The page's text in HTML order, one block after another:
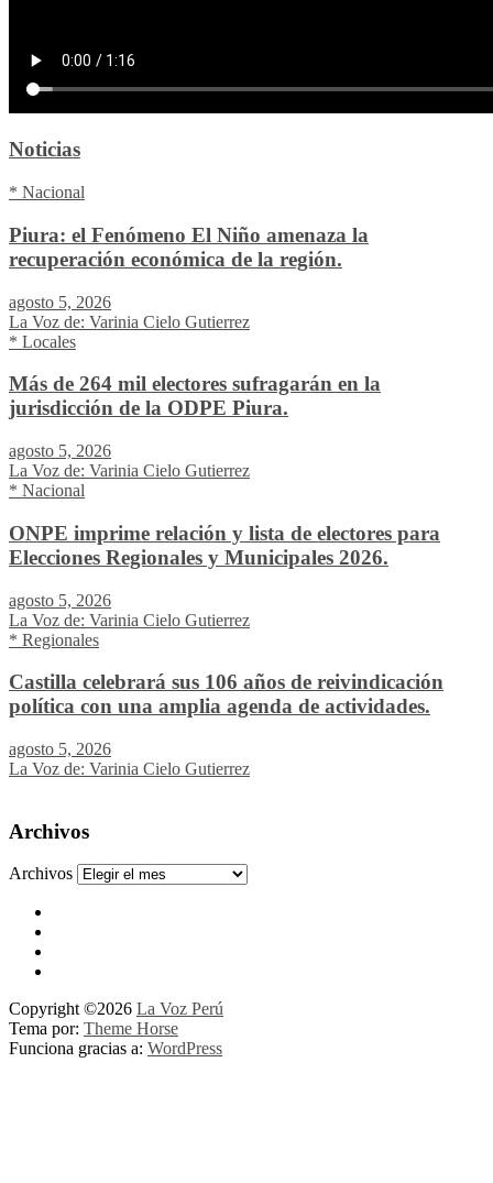
Noticias
* Nacional
Piura: el Fenómeno El Niño amenaza la
recuperación económica de la región.
agosto 5, 2026
La Voz de: Varinia Cielo Gutierrez
* Locales
Más de 264 mil electores sufragarán en la
jurisdicción de la ODPE Piura.
agosto 5, 2026
La Voz de: Varinia Cielo Gutierrez
* Nacional
ONPE imprime relación y lista de electores para
Elecciones Regionales y Municipales 2026.
agosto 5, 2026
La Voz de: Varinia Cielo Gutierrez
* Regionales
Castilla celebrará sus 106 años de reivindicación
política con una amplia agenda de actividades.
agosto 5, 2026
La Voz de: Varinia Cielo Gutierrez
Archivos
Archivos
Copyright ©2026 La Voz Perú
Tema por: Theme Horse
Funciona gracias a: WordPress